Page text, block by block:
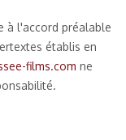
à l'accord préalable
établis en
films.com ne